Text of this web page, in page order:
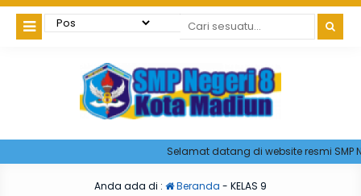
Selamat datang di website resmi SMP
Anda ada di : Beranda - KELAS 9